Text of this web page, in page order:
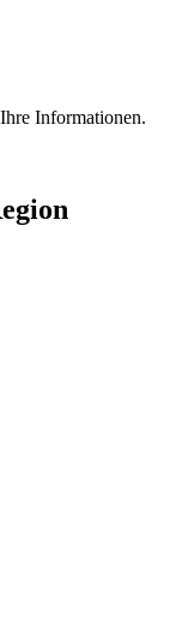
Informationen.